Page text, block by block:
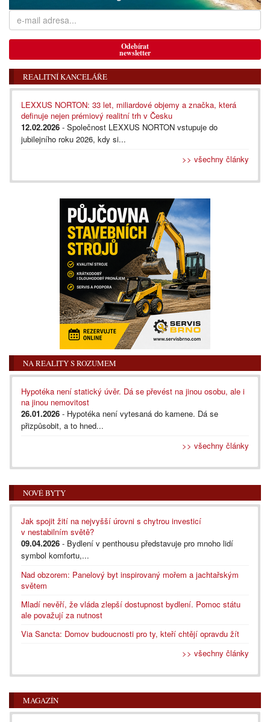
Odebírat
newsletter
REALITNÍ KANCELÁŘE
LEXXUS NORTON: 33 let, miliardové objemy a značka, která
definuje nejen prémiový realitní trh v Česku
12.02.2026 - Společnost LEXXUS NORTON vstupuje do
jubilejního roku 2026, kdy si...
>> všechny články
NA REALITY S ROZUMEM
Hypotéka není statický úvěr. Dá se převést na jinou osobu, ale i
na jinou nemovitost
26.01.2026 - Hypotéka není vytesaná do kamene. Dá se
přizpůsobit, a to hned...
>> všechny články
NOVÉ BYTY
Jak spojit žití na nejvyšší úrovni s chytrou investicí
v nestabilním světě?
09.04.2026 - Bydlení v penthousu představuje pro mnoho lidí
symbol komfortu,...
Nad obzorem: Panelový byt inspirovaný mořem a jachtařským
světem
Mladí nevěří, že vláda zlepší dostupnost bydlení. Pomoc státu
ale považují za nutnost
Via Sancta: Domov budoucnosti pro ty, kteří chtějí opravdu žít
>> všechny články
MAGAZÍN